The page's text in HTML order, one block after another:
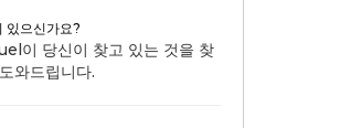
있으신가요?
이 당신이 찾고 있는 것을 찾
와드립니다.